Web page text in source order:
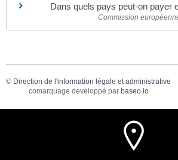
Dans quels pays peut-on payer
Commission
© Direction de l'information légale et administrative
comarquage developpé par baseo.io